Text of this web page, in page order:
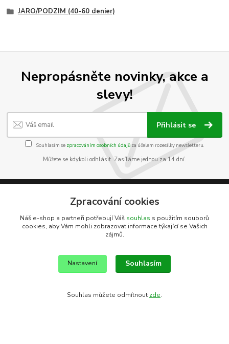
JARO/PODZIM (40-60 denier)
Nepropásněte novinky, akce a
slevy!
Přihlásit se
Souhlasím se zpracováním osobních údajůza účelem rozesílky newsletteru.
Můžete se kdykoli odhlásit. Zasíláme jednou za 14 dní.
Informace pro zákazníky
O nás
Zpracování cookies
Náš e-shop a partneři potřebují Váš souhlas s použitím souborů
cookies, aby Vám mohli zobrazovat informace týkající se Vašich
zájmů.
Nastavení Souhlasím
Souhlas můžete odmítnout zde.